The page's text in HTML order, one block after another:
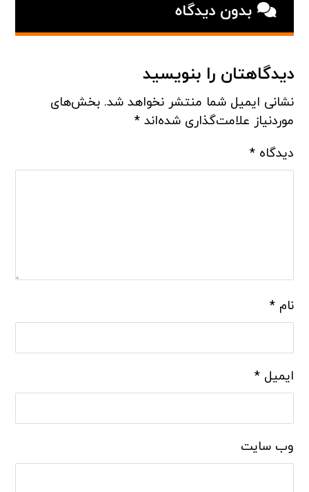
بدون دیدگاه
دیدگاهتان را بنویسید
نشانی ایمیل شما منتشر نخواهد شد. بخش‌های
موردنیاز علامت‌گذاری شده‌اند*
دیدگاه*
نام*
ایمیل*
وب‌ سایت